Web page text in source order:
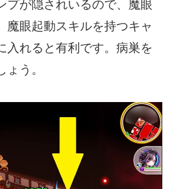
プが隠されいるので、魔眼
魔眼起動スキルを持つキャ
入れると有利です。病巣を
う。